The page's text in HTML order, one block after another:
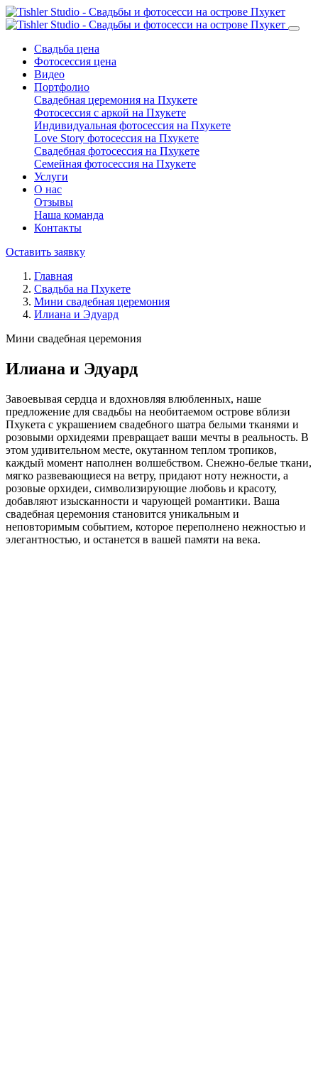
Свадьба цена
Фотосессия цена
Видео
Портфолио
Свадебная церемония на Пхукете
Фотосессия с аркой на Пхукете
Индивидуальная фотосессия на Пхукете
Love Story фотосессия на Пхукете
Свадебная фотосессия на Пхукете
Семейная фотосессия на Пхукете
Услуги
О нас
Отзывы
Наша команда
Контакты
Оставить заявку
Главная
Свадьба на Пхукете
Мини свадебная церемония
Илиана и Эдуард
Мини свадебная церемония
Илиана и Эдуард
Завоевывая сердца и вдохновляя влюбленных, наше
предложение для свадьбы на необитаемом острове вблизи
Пхукета с украшением свадебного шатра белыми тканями и
розовыми орхидеями превращает ваши мечты в реальность. В
этом удивительном месте, окутанном теплом тропиков,
каждый момент наполнен волшебством. Снежно-белые ткани,
мягко развевающиеся на ветру, придают ноту нежности, а
розовые орхидеи, символизирующие любовь и красоту,
добавляют изысканности и чарующей романтики. Ваша
свадебная церемония становится уникальным и
неповторимым событием, которое переполнено нежностью и
элегантностью, и останется в вашей памяти на века.